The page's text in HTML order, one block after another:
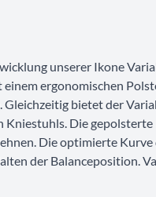
unserer Ikone
ergonomischen
bietet der
Die
Die optimierte
der Balanceposition.